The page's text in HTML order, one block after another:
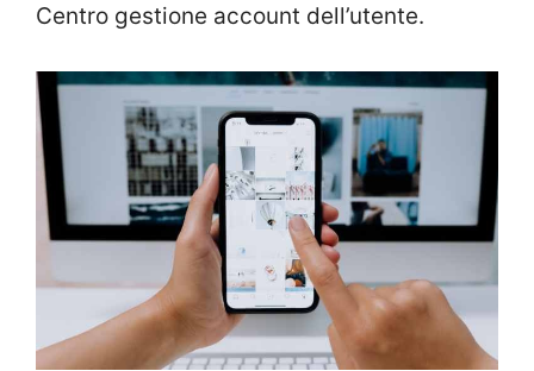
Centro gestione account dell’utente.